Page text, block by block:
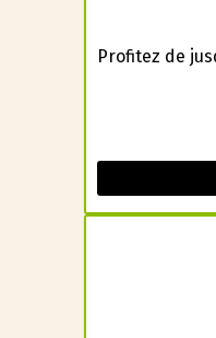
Profitez de